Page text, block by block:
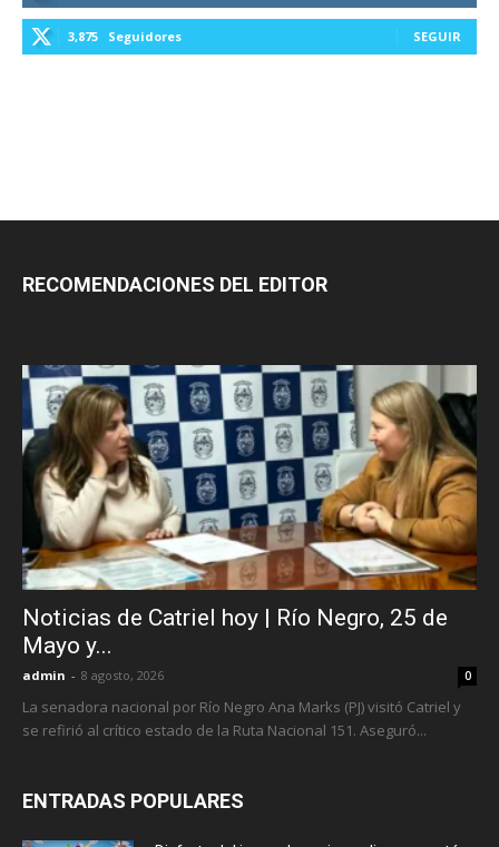
3,875 Seguidores SEGUIR
RECOMENDACIONES DEL EDITOR
Noticias de Catriel hoy | Río Negro, 25 de
Mayo y...
admin - 8 agosto, 2026 0
La senadora nacional por Río Negro Ana Marks (PJ) visitó Catriel y
se refirió al crítico estado de la Ruta Nacional 151. Aseguró...
ENTRADAS POPULARES